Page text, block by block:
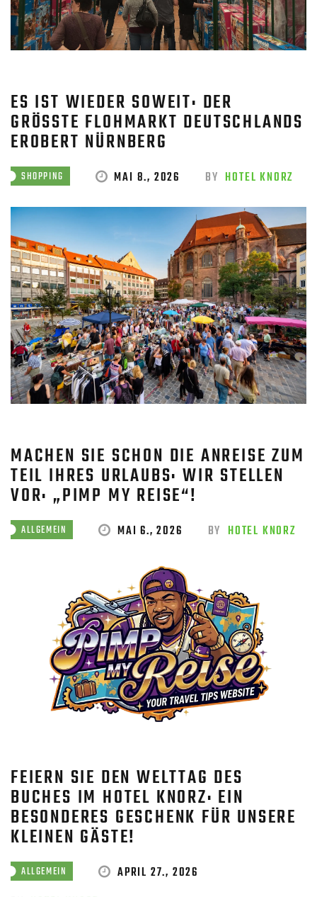
ES IST WIEDER SOWEIT: DER
GRÖSSTE FLOHMARKT DEUTSCHLANDS E
ROBERT NÜRNBERG
SHOPPING MAI 8., 2026 BY HOTEL KNORZ
MACHEN SIE SCHON DIE ANREISE ZUM
TEIL IHRES URLAUBS: WIR STELLEN
VOR: „PIMP MY REISE“!
ALLGEMEIN MAI 6., 2026 BY HOTEL KNORZ
FEIERN SIE DEN WELTTAG DES
BUCHES IM HOTEL KNORZ: EIN
BESONDERES GESCHENK FÜR UNSERE
KLEINEN GÄSTE!
ALLGEMEIN
APRIL 27., 2026